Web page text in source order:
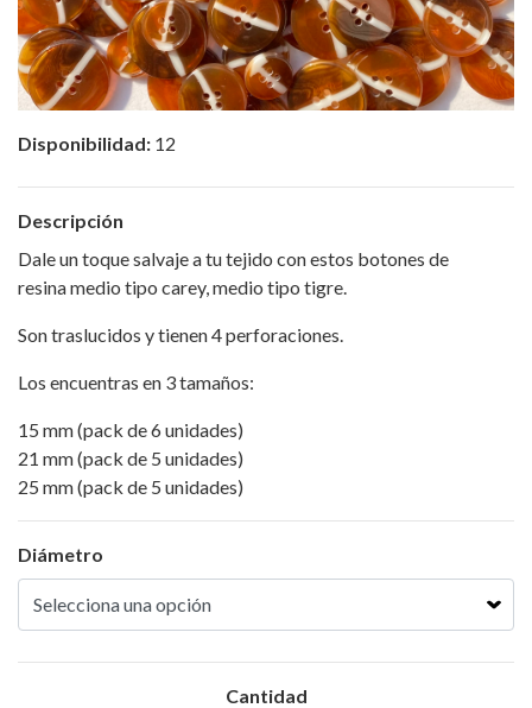
Disponibilidad: 12
Descripción
Dale un toque salvaje a tu tejido con estos botones de
resina medio tipo carey, medio tipo tigre.
Son traslucidos y tienen 4 perforaciones.
Los encuentras en 3 tamaños:
15 mm (pack de 6 unidades)
21 mm (pack de 5 unidades)
25 mm (pack de 5 unidades)
Diámetro
Cantidad